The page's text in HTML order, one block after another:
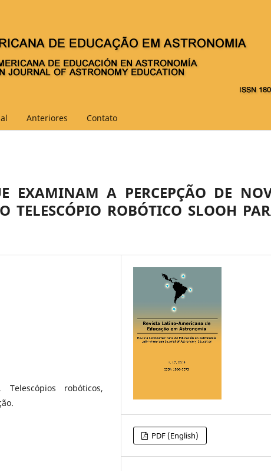
Anteriores Contato
EXAMINAM A PERCEPÇÃO DE
TELESCÓPIO ROBÓTICO SLOOH
robóticos,
PDF (English)